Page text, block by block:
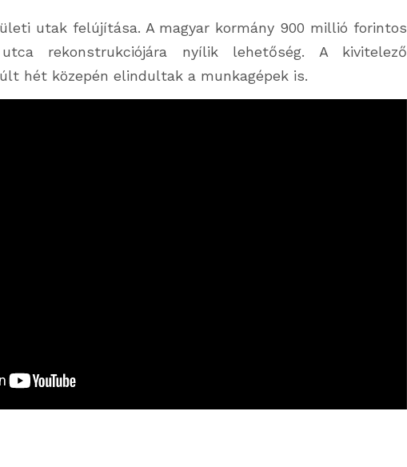
utak felújítása. A magyar kormány 900 millió forintos
rekonstrukciójára nyílik lehetőség. A kivitelező
hét közepén elindultak a munkagépek is.